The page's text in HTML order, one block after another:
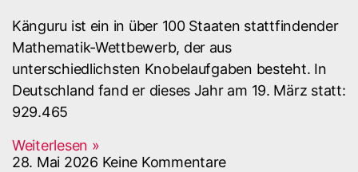
Känguru ist ein in über 100 Staaten stattfindender
Mathematik-Wettbewerb, der aus
unterschiedlichsten Knobelaufgaben besteht. In
Deutschland fand er dieses Jahr am 19. März statt:
929.465
Weiterlesen »
28. Mai 2026 Keine Kommentare